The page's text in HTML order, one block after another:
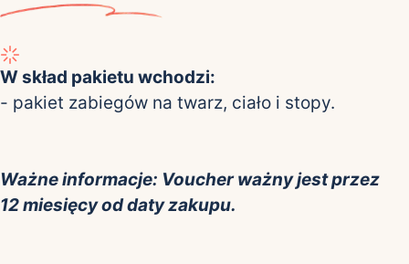
W skład pakietu wchodzi:
- pakiet zabiegów na twarz, ciało i stopy.
Ważne informacje: Voucher ważny jest przez
12 miesięcy od daty zakupu.